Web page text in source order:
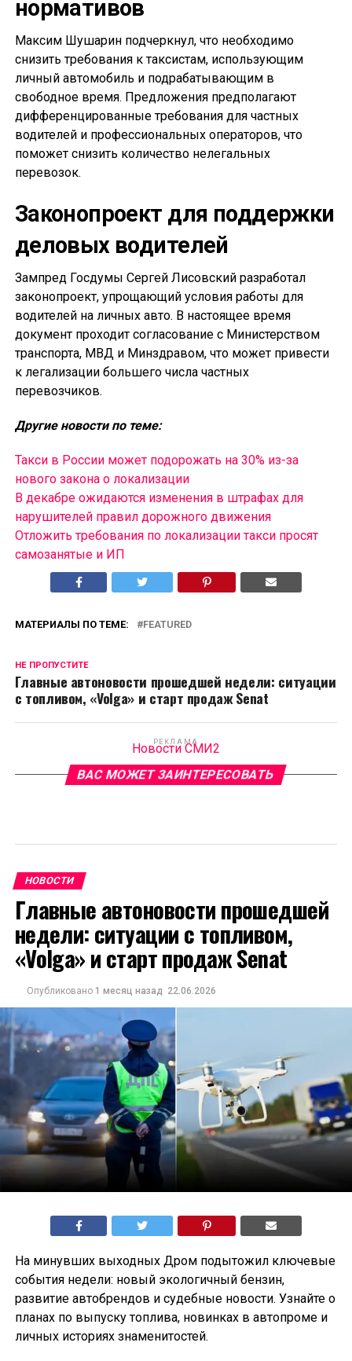
нормативов
Максим Шушарин подчеркнул, что необходимо
снизить требования к таксистам, использующим
личный автомобиль и подрабатывающим в
свободное время. Предложения предполагают
дифференцированные требования для частных
водителей и профессиональных операторов, что
поможет снизить количество нелегальных
перевозок.
Законопроект для поддержки
деловых водителей
Зампред Госдумы Сергей Лисовский разработал
законопроект, упрощающий условия работы для
водителей на личных авто. В настоящее время
документ проходит согласование с Министерством
транспорта, МВД и Минздравом, что может привести
к легализации большего числа частных
перевозчиков.
Другие новости по теме:
Такси в России может подорожать на 30% из-за
нового закона о локализации
В декабре ожидаются изменения в штрафах для
нарушителей правил дорожного движения
Отложить требования по локализации такси просят
самозанятые и ИП
МАТЕРИАЛЫ ПО ТЕМЕ: FEATURED
НЕ ПРОПУСТИТЕ
Главные автоновости прошедшей недели: ситуации
с топливом, «Volga» и старт продаж Senat
РЕКЛАМА
Новости СМИ2
ВАС МОЖЕТ ЗАИНТЕРЕСОВАТЬ
НОВОСТИ
Главные автоновости прошедшей
недели: ситуации с топливом,
«Volga» и старт продаж Senat
Опубликовано 1 месяц назад 22.06.2026
На минувших выходных Дром подытожил ключевые
события недели: новый экологичный бензин,
развитие автобрендов и судебные новости. Узнайте о
планах по выпуску топлива, новинках в автопроме и
личных историях знаменитостей.